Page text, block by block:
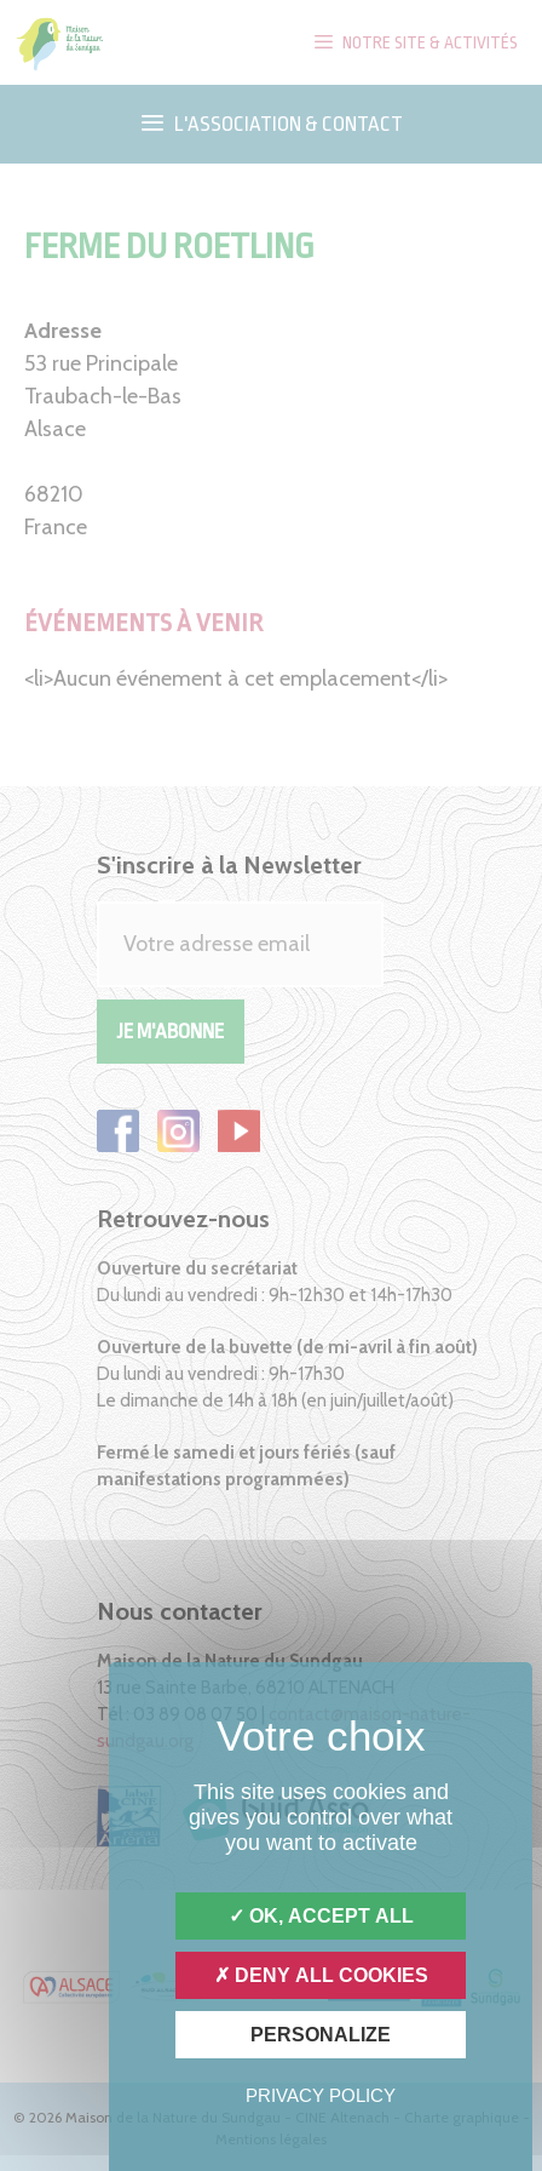
Aller
au
contenu
NOTRE SITE & ACTIVITÉS
L'ASSOCIATION & CONTACT
FERME DU ROETLING
Adresse
53 rue Principale
Traubach-le-Bas
Alsace
68210
France
ÉVÉNEMENTS À VENIR
<li>Aucun événement à cet emplacement</li>
S'inscrire à la Newsletter
Retrouvez-nous
Ouverture du secrétariat
Du lundi au vendredi : 9h-12h30 et 14h-17h30
Ouverture de la buvette (de mi-avril à fin août)
Du lundi au vendredi : 9h-17h30
Le dimanche de 14h à 18h (en juin/juillet/août)
Fermé le samedi et jours fériés (sauf
manifestations programmées)
Nous contacter
Maison de la Nature du Sundgau
13 rue Sainte Barbe, 68210 ALTENACH
Tél : 03 89 08 07 50 |
sundgau.org
© 2026 Maison de la Nature du Sundgau - CINE Altenach -
This site uses cookies and
gives you control over what
you want to activate
OK, ACCEPT ALL
DENY ALL COOKIES
PERSONALIZE
PRIVACY POLICY